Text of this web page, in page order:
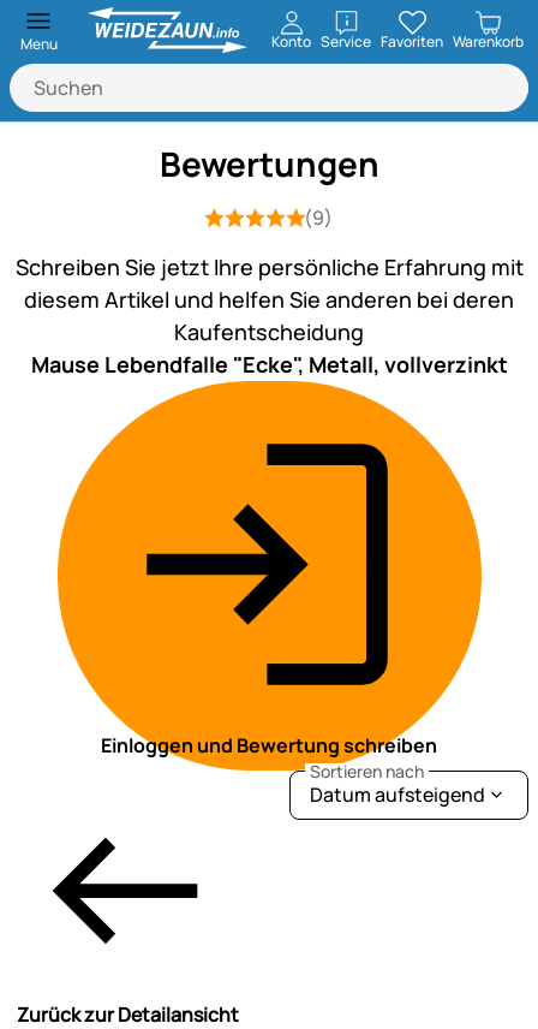
Menu Konto ServiceöffnenFavoriten Warenkorb
Bewertungen
Bewertung: 5 von 5 (9 Bewertungen)
9 Bewertungen
(9)
Schreiben Sie jetzt Ihre persönliche Erfahrung mit
diesem Artikel und helfen Sie anderen bei deren
Kaufentscheidung
Mause Lebendfalle "Ecke", Metall, vollverzinkt
Einloggen und Bewertung schreiben
Zurück zur Detailansicht
Sortieren nach
Datum aufsteigend